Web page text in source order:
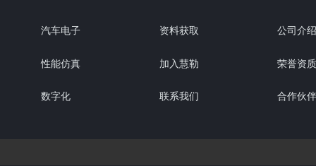
汽车电子
性能仿真
数字化
资料获取
加入慧勒
联系我们
公司介绍
荣誉资质
合作伙伴